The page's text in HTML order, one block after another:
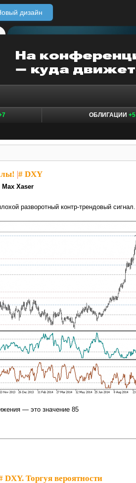
дизайн
ОБЛИГАЦИИ +5
# DXY
Max Xaser
разворотный контр-трендовый сигнал.
— это значение 85
DXY. Торгуя вероятности